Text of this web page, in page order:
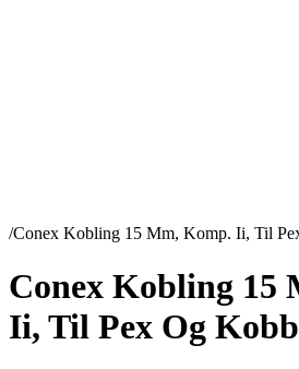
/Conex Kobling 15 Mm, Komp. Ii, Til
Conex Kobling 15
Ii, Til Pex Og